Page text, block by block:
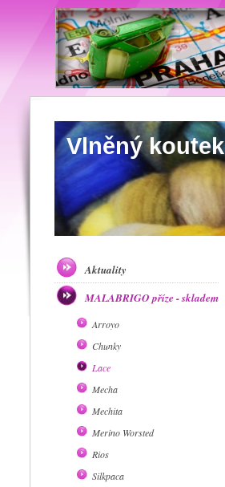
Vlněný koutek
Aktuality
MALABRIGO příze - skladem
Arroyo
Chunky
Lace
Mecha
Mechita
Merino Worsted
Rios
Silkpaca